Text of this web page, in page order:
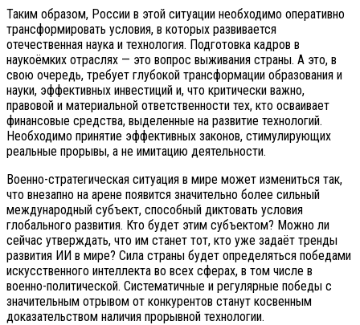
Таким образом, России в этой ситуации необходимо оперативно
трансформировать условия, в которых развивается
отечественная наука и технология. Подготовка кадров в
наукоёмких отраслях — это вопрос выживания страны. А это, в
свою очередь, требует глубокой трансформации образования и
науки, эффективных инвестиций и, что критически важно,
правовой и материальной ответственности тех, кто осваивает
финансовые средства, выделенные на развитие технологий.
Необходимо принятие эффективных законов, стимулирующих
реальные прорывы, а не имитацию деятельности.
Военно-стратегическая ситуация в мире может измениться так,
что внезапно на арене появится значительно более сильный
международный субъект, способный диктовать условия
глобального развития. Кто будет этим субъектом? Можно ли
сейчас утверждать, что им станет тот, кто уже задаёт тренды
развития ИИ в мире? Сила страны будет определяться победами
искусственного интеллекта во всех сферах, в том числе в
военно-политической. Систематичные и регулярные победы с
значительным отрывом от конкурентов станут косвенным
доказательством наличия прорывной технологии.